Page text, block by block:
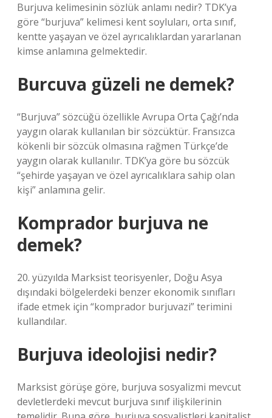
Burjuva kelimesinin sözlük anlamı nedir? TDK’ya
göre “burjuva” kelimesi kent soyluları, orta sınıf,
kentte yaşayan ve özel ayrıcalıklardan yararlanan
kimse anlamına gelmektedir.
Burcuva güzeli ne demek?
“Burjuva” sözcüğü özellikle Avrupa Orta Çağı’nda
yaygın olarak kullanılan bir sözcüktür. Fransızca
kökenli bir sözcük olmasına rağmen Türkçe’de
yaygın olarak kullanılır. TDK’ya göre bu sözcük
“şehirde yaşayan ve özel ayrıcalıklara sahip olan
kişi” anlamına gelir.
Komprador burjuva ne
demek?
20. yüzyılda Marksist teorisyenler, Doğu Asya
dışındaki bölgelerdeki benzer ekonomik sınıfları
ifade etmek için “komprador burjuvazi” terimini
kullandılar.
Burjuva ideolojisi nedir?
Marksist görüşe göre, burjuva sosyalizmi mevcut
devletlerdeki mevcut burjuva sınıf ilişkilerinin